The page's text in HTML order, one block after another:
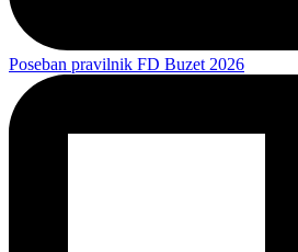
Poseban pravilnik FD Buzet 2026